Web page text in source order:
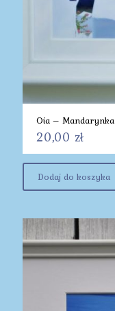
Oia – Mandarynka
20,00 zł
Dodaj do koszyka